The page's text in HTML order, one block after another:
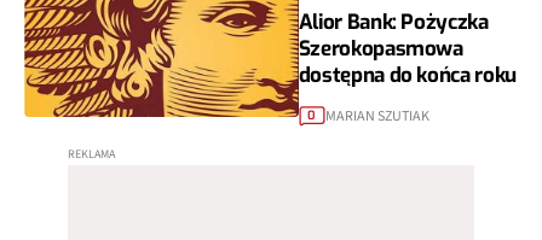
Alior Bank: Pożyczka
Szerokopasmowa
dostępna do końca roku
0 MARIAN SZUTIAK